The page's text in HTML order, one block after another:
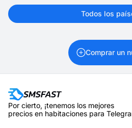
Todos los
Comprar un
Por cierto, ¡tenemos los mejores
precios en habitaciones para